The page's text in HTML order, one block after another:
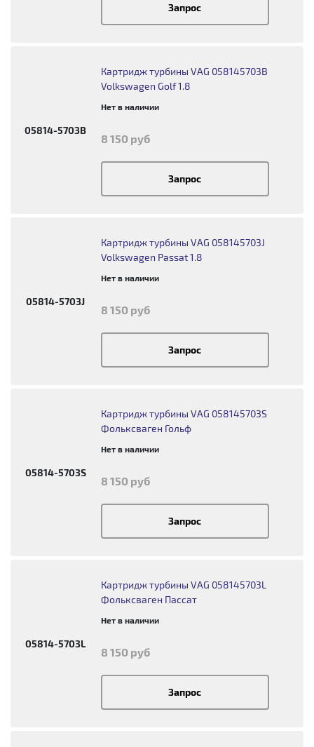
Запрос
05814-5703B
Картридж турбины VAG 058145703B
Volkswagen Golf 1.8
Нет в наличии
8 150 руб
Запрос
05814-5703J
Картридж турбины VAG 058145703J
Volkswagen Passat 1.8
Нет в наличии
8 150 руб
Запрос
05814-5703S
Картридж турбины VAG 058145703S
Фольксваген Гольф
Нет в наличии
8 150 руб
Запрос
05814-5703L
Картридж турбины VAG 058145703L
Фольксваген Пассат
Нет в наличии
8 150 руб
Запрос